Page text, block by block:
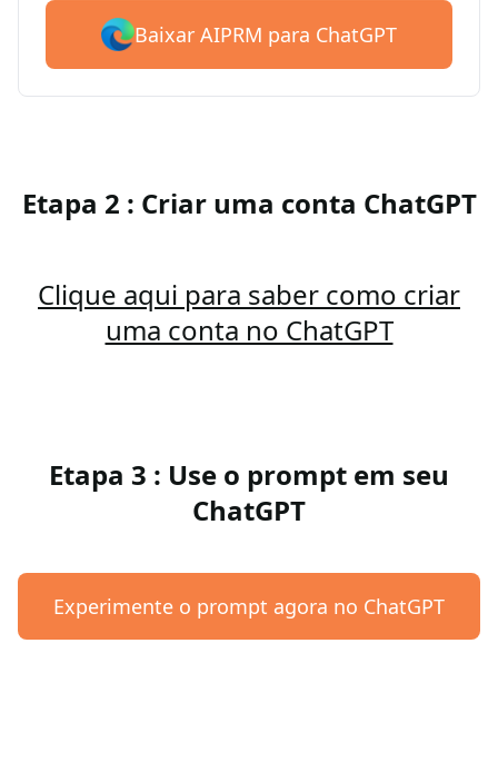
Baixar AIPRM para ChatGPT
Etapa 2 : Criar uma conta ChatGPT
Clique aqui para saber como criar
uma conta no ChatGPT
Etapa 3 : Use o prompt em seu
ChatGPT
Experimente o prompt agora no ChatGPT